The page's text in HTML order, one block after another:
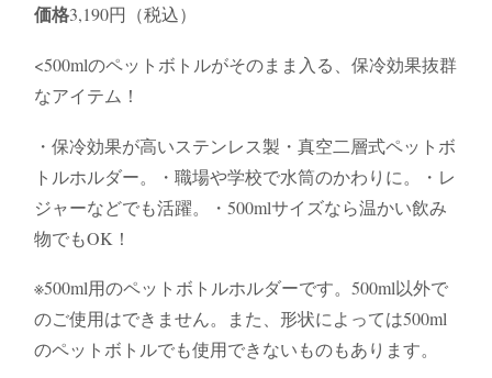
価格3,190円（税込）
<500mlのペットボトルがそのまま入る、保冷効果抜群
なアイテム！
・保冷効果が高いステンレス製・真空二層式ペットボ
トルホルダー。・職場や学校で水筒のかわりに。・レ
ジャーなどでも活躍。・500mlサイズなら温かい飲み
物でもOK！
※500ml用のペットボトルホルダーです。500ml以外で
のご使用はできません。また、形状によっては500ml
のペットボトルでも使用できないものもあります。